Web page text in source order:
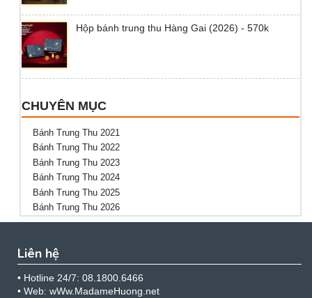
Hộp bánh trung thu Hàng Gai (2026) - 570k
CHUYÊN MỤC
Bánh Trung Thu 2021
Bánh Trung Thu 2022
Bánh Trung Thu 2023
Bánh Trung Thu 2024
Bánh Trung Thu 2025
Bánh Trung Thu 2026
Liên hệ
• Hotline 24/7: 08.1800.6466
• Web: wWw.MadameHuong.net